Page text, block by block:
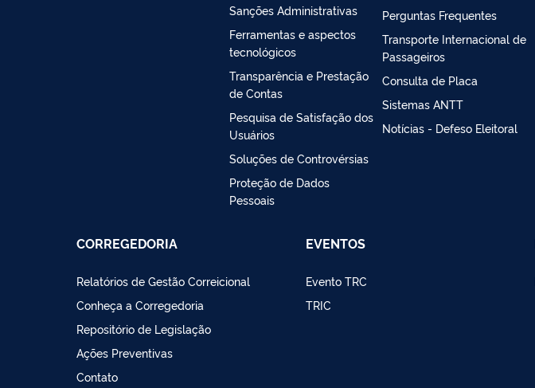
Sanções Administrativas
Ferramentas e aspectos
tecnológicos
Transparência e Prestação
de Contas
Pesquisa de Satisfação dos
Usuários
Soluções de Controvérsias
Proteção de Dados
Pessoais
Perguntas Frequentes
Transporte Internacional de
Passageiros
Consulta de Placa
Sistemas ANTT
Notícias - Defeso Eleitoral
CORREGEDORIA
Relatórios de Gestão Correicional
Conheça a Corregedoria
Repositório de Legislação
Ações Preventivas
Contato
EVENTOS
Evento TRC
TRIC